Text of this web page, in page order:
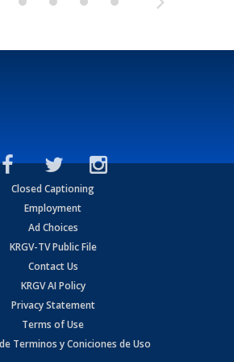
Closed Captioning
Employment
Ad Choices
KRGV-TV Public File
Contact Us
KRGV AI Policy
Privacy Statement
Terms of Use
Terminos y Coniciones de Uso